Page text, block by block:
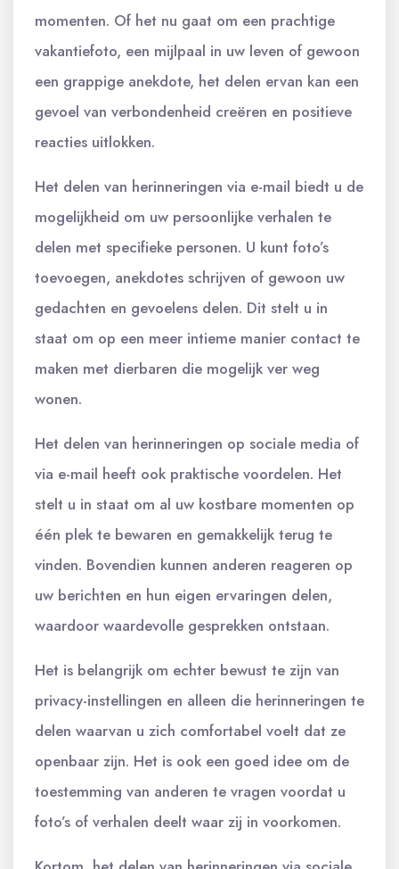
momenten. Of het nu gaat om een prachtige
vakantiefoto, een mijlpaal in uw leven of gewoon
een grappige anekdote, het delen ervan kan een
gevoel van verbondenheid creëren en positieve
reacties uitlokken.
Het delen van herinneringen via e-mail biedt u de
mogelijkheid om uw persoonlijke verhalen te
delen met specifieke personen. U kunt foto’s
toevoegen, anekdotes schrijven of gewoon uw
gedachten en gevoelens delen. Dit stelt u in
staat om op een meer intieme manier contact te
maken met dierbaren die mogelijk ver weg
wonen.
Het delen van herinneringen op sociale media of
via e-mail heeft ook praktische voordelen. Het
stelt u in staat om al uw kostbare momenten op
één plek te bewaren en gemakkelijk terug te
vinden. Bovendien kunnen anderen reageren op
uw berichten en hun eigen ervaringen delen,
waardoor waardevolle gesprekken ontstaan.
Het is belangrijk om echter bewust te zijn van
privacy-instellingen en alleen die herinneringen te
delen waarvan u zich comfortabel voelt dat ze
openbaar zijn. Het is ook een goed idee om de
toestemming van anderen te vragen voordat u
foto’s of verhalen deelt waar zij in voorkomen.